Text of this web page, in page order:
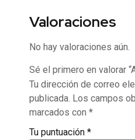
Valoraciones
No hay valoraciones aún.
Sé el primero en valorar
Tu dirección de correo
publicada. Los campos
marcados con *
Tu puntuación *